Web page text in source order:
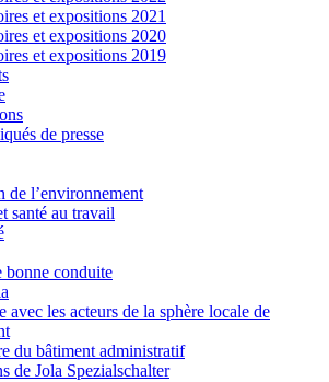
et expositions 2021
et expositions 2020
et expositions 2019
de presse
de l’environnement
santé au travail
bonne conduite
avec les acteurs de la sphère locale de
du bâtiment administratif
de Jola Spezialschalter